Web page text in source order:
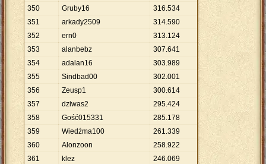
350
Gruby16 316.534
351
arkady2509 314.590
352
ern0 313.124
353
alanbebz 307.641
354
adalan16 303.989
355
Sindbad00 302.001
356
Zeusp1 300.614
357
dziwas2 295.424
358
Gość015331 285.178
359
Wiedźma100 261.339
360
Alonzoon 258.922
361
klez 246.069